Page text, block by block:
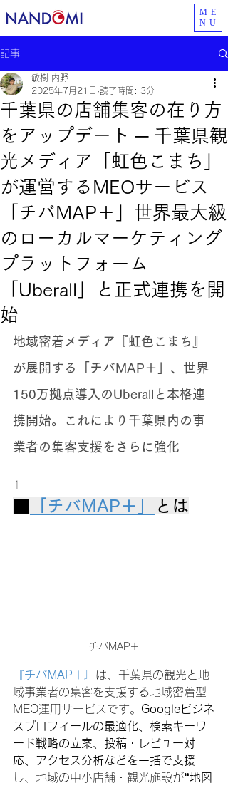
ME
NU
記事
千葉県の店舗集客の在り方
をアップデート ─ 千葉県観
光メディア「虹色こまち」
が運営するMEOサービス
「チバMAP＋」世界最大級
のローカルマーケティング
プラットフォーム
「Uberall」と正式連携を開
始
敏樹 内野
2025年7月21日 読了時間: 3分
地域密着メディア『虹色こまち』
が展開する「チバMAP＋」、世界
150万拠点導入のUberallと本格連
携開始。これにより千葉県内の事
業者の集客支援をさらに強化
1
「チバMAP＋」 とは
チバMAP＋
『チバMAP＋』 は、千葉県の観光と地
域事業者の集客を支援する地域密着型
MEO運用サービスです。 Googleビジネ
スプロフィールの最適化、検索キーワ
ード戦略の立案、投稿・レビュー対
応、アクセス分析などを一括で支援
し、地域の中小店舗・観光施設が“地図